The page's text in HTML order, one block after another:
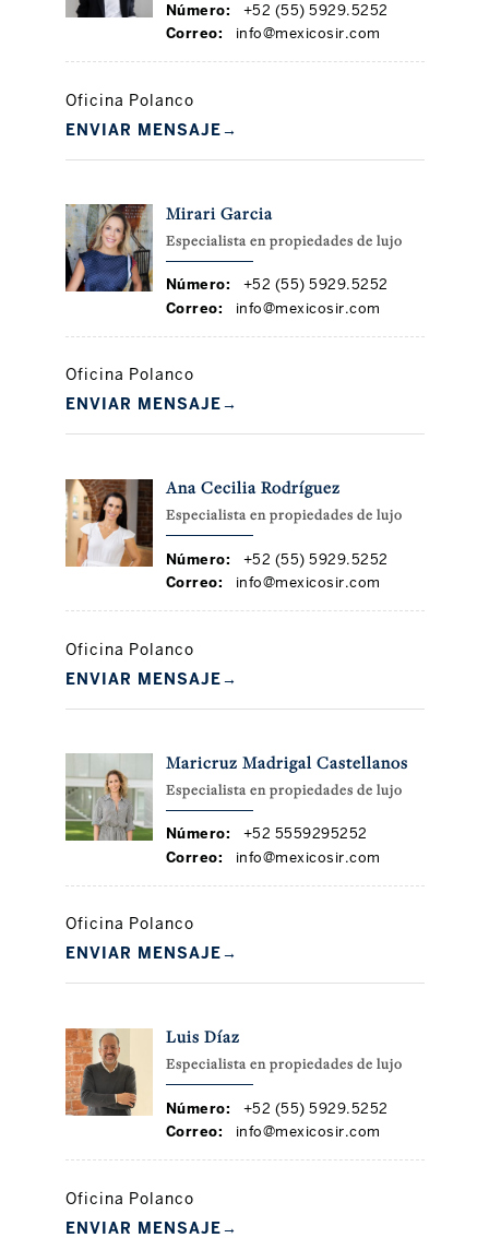
Número:
+52 (55) 5929.5252
Correo:
info@mexicosir.com
Oficina Polanco
ENVIAR MENSAJE→
Mirari Garcia
Especialista en propiedades de lujo
Número:
+52 (55) 5929.5252
Correo:
info@mexicosir.com
Oficina Polanco
ENVIAR MENSAJE→
Ana Cecilia Rodríguez
Especialista en propiedades de lujo
Número:
+52 (55) 5929.5252
Correo:
info@mexicosir.com
Oficina Polanco
ENVIAR MENSAJE→
Maricruz Madrigal Castellanos
Especialista en propiedades de lujo
Número:
+52 5559295252
Correo:
info@mexicosir.com
Oficina Polanco
ENVIAR MENSAJE→
Luis Díaz
Especialista en propiedades de lujo
Número:
+52 (55) 5929.5252
Correo:
info@mexicosir.com
Oficina Polanco
ENVIAR MENSAJE→